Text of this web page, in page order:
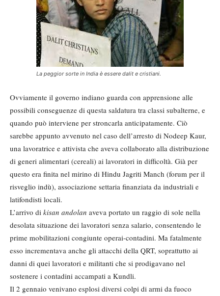
La peggior sorte in India è essere dalit e cristiani.
Ovviamente il governo indiano guarda con apprensione alle
possibili conseguenze di questa saldatura tra classi subalterne, e
quando può interviene per stroncarla anticipatamente. Ciò
sarebbe appunto avvenuto nel caso dell’arresto di Nodeep Kaur,
una lavoratrice e attivista che aveva collaborato alla distribuzione
di generi alimentari (cereali) ai lavoratori in difficoltà. Già per
questo era finita nel mirino di Hindu Jagriti Manch (forum per il
risveglio indù), associazione settaria finanziata da industriali e
latifondisti locali.
L’arrivo di kisan andolan aveva portato un raggio di sole nella
desolata situazione dei lavoratori senza salario, consentendo le
prime mobilitazioni congiunte operai-contadini. Ma fatalmente
esso incrementava anche gli attacchi della QRT, soprattutto ai
danni di quei lavoratori e militanti che si prodigavano nel
sostenere i contadini accampati a Kundli.
Il 2 gennaio venivano esplosi diversi colpi di armi da fuoco